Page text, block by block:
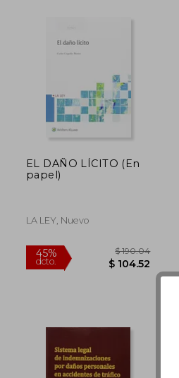
EL DAÑO LÍCITO (En
papel)
LA LEY, Nuevo
45%
dcto.